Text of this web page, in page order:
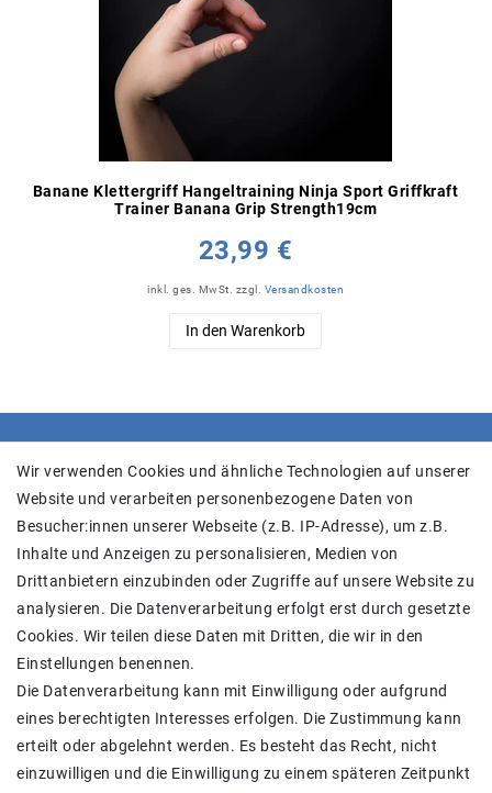
Banane Klettergriff Hangeltraining Ninja Sport Griffkraft
Trainer Banana Grip Strength19cm
23,99 €
inkl. ges. MwSt. zzgl. Versandkosten
In den Warenkorb
SHOP
Versand
Widerrufs­recht
Widerrufs­formular
Impressum
Daten­schutz­erklärung
AGB
Kontakt
Zahlung und Versand
Wir verwenden Cookies und ähnliche Technologien auf unserer
Website und verarbeiten personenbezogene Daten von
Besucher:innen unserer Webseite (z.B. IP-Adresse), um z.B.
Inhalte und Anzeigen zu personalisieren, Medien von
Drittanbietern einzubinden oder Zugriffe auf unsere Website zu
analysieren. Die Datenverarbeitung erfolgt erst durch gesetzte
Cookies. Wir teilen diese Daten mit Dritten, die wir in den
Einstellungen benennen.
Die Datenverarbeitung kann mit Einwilligung oder aufgrund
eines berechtigten Interesses erfolgen. Die Zustimmung kann
erteilt oder abgelehnt werden. Es besteht das Recht, nicht
einzuwilligen und die Einwilligung zu einem späteren Zeitpunkt